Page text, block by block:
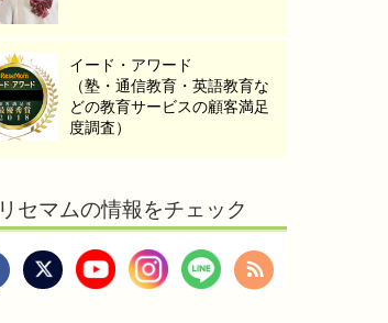
イード・アワード
（塾・通信教育・英語教育な
どの教育サービスの顧客満足
度調査）
リセマムの情報をチェック